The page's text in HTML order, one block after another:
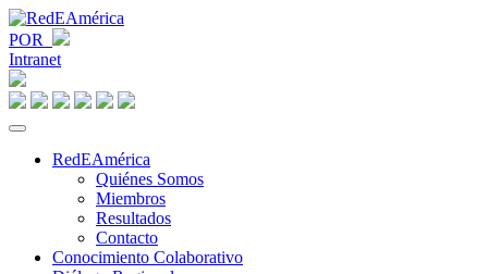
POR
Intranet
RedEAmérica
Quiénes Somos
Miembros
Resultados
Contacto
Conocimiento Colaborativo